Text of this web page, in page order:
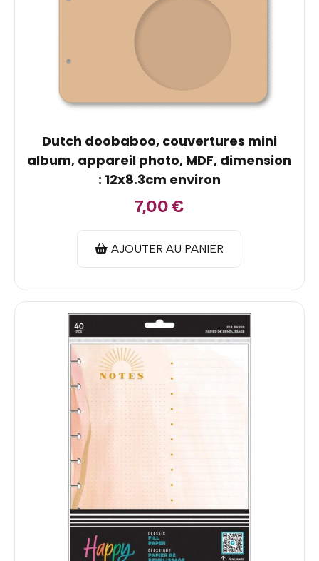
Dutch doobaboo, couvertures mini
album, appareil photo, MDF, dimension
: 12x8.3cm environ
7,00€
AJOUTER AU PANIER